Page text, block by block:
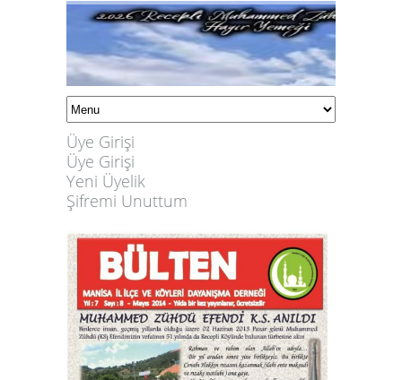
Üye Girişi
Üye Girişi
Yeni Üyelik
Şifremi Unuttum